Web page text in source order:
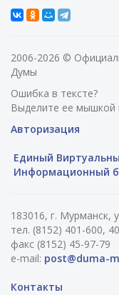
2006-2026 ©
Думы
Ошибка в тексте?
Выделите ее мышкой
Авторизация
Единый
Информационный
183016, г. Мурманск,
тел. (8152) 401-600,
факс (8152) 45-97-79
e-mail: post@duma-
Контакты